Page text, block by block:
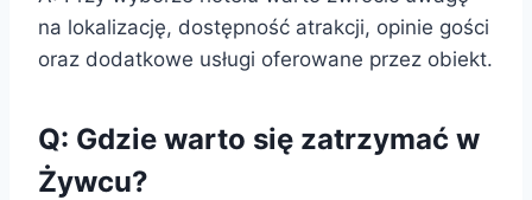
na lokalizację, dostępność atrakcji, opinie gości
oraz dodatkowe usługi oferowane przez obiekt.
Q: Gdzie warto się zatrzymać w
Żywcu?